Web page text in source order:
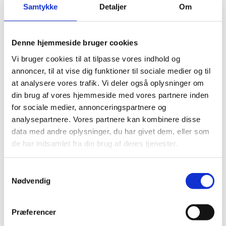
Samtykke Detaljer Om
Denne hjemmeside bruger cookies
Vi bruger cookies til at tilpasse vores indhold og
annoncer, til at vise dig funktioner til sociale medier og til
at analysere vores trafik. Vi deler også oplysninger om
din brug af vores hjemmeside med vores partnere inden
for sociale medier, annonceringspartnere og
analysepartnere. Vores partnere kan kombinere disse
data med andre oplysninger, du har givet dem, eller som
de har indsamlet fra din brug af deres tjenester.
Nødvendig
Præferencer
fremsende et nyhedsbrev. Herudover
anvender vi oplysningerne til at optimere
vores services og indhold.
Periode for opbevaring
Oplysningerne opbevares i det tidsrum, der
er tilladt i henhold til lovgivningen, og vi
karakteren af oplysningen og baggrunden
angive en generel tidsramme for, hvornår